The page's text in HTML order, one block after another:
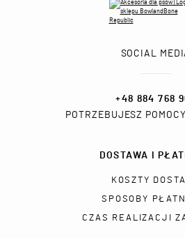
SOCIAL
+48 884 768
POTRZEBUJESZ
DOSTAWA I
KOSZTY
SPOSOBY
CZAS REALIZACJI